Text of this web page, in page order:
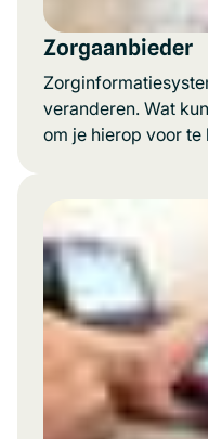
Zorgaanbieder
veranderen. Wat
om je hierop voor te